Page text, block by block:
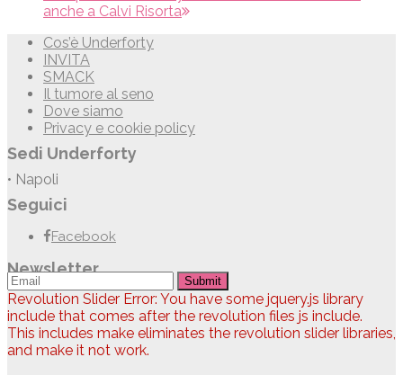
anche a Calvi Risorta
Cos’è Underforty
INVITA
SMACK
Il tumore al seno
Dove siamo
Privacy e cookie policy
Sedi Underforty
• Napoli
Seguici
Facebook
Newsletter
Submit
Revolution Slider Error: You have some jquery.js library
include that comes after the revolution files js include.
This includes make eliminates the revolution slider libraries,
and make it not work.